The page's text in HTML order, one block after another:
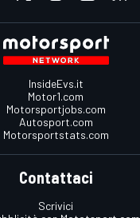
InsideEvs.it
Motor1.com
Motorsportjobs.com
Autosport.com
Motorsportstats.com
Contattaci
Scrivici